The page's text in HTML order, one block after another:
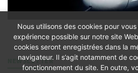
NEWSLETTER
Nous utilisons des cookies pour
expérience possible sur notre site
cookies seront enregistrées dans la
navigateur. Il s’agit notamment de
fonctionnement du site. En outre,